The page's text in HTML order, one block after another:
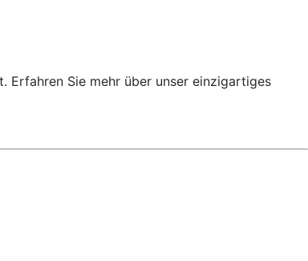
Erfahren Sie mehr über unser einzigartiges